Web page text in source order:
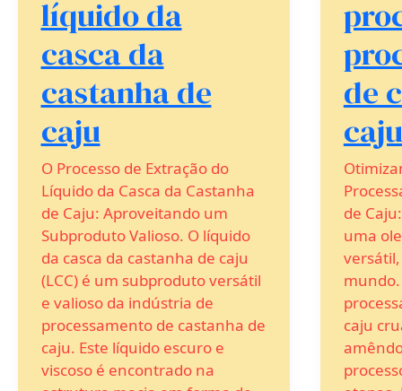
líquido da
casca da
castanha de
caju
O Processo de Extração do
Líquido da Casca da Castanha
de Caju: Aproveitando um
Subproduto Valioso. O líquido
da casca da castanha de caju
(LCC) é um subproduto versátil
e valioso da indústria de
processamento de castanha de
caju. Este líquido escuro e
viscoso é encontrado na
de
caju
de
uma
caju